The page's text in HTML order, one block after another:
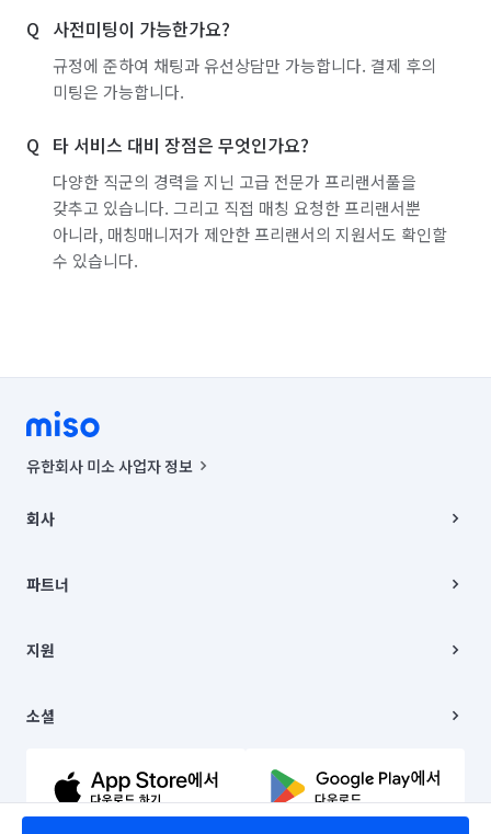
사전미팅이 가능한가요?
규정에 준하여 채팅과 유선상담만 가능합니다. 결제 후의
미팅은 가능합니다.
타 서비스 대비 장점은 무엇인가요?
다양한 직군의 경력을 지닌 고급 전문가 프리랜서풀을
갖추고 있습니다. 그리고 직접 매칭 요청한 프리랜서뿐
아니라, 매칭매니저가 제안한 프리랜서의 지원서도 확인할
수 있습니다.
유한회사 미소 사업자 정보
00019 |
주소 | 본사: 서울특별시 종로구 율곡로 6(중학동, 트윈트리빌딩) B동 5층
컨택센터 : 서울특별시 종로구 수송동 율곡로 24, 7층, 8층 미소
상품, 상품정보, 거래에 관한 의무와 책임은 거래당사자에게 있습니다.
언론 보도 관련 문의:
© 유한회사 미소. Miso, Inc. All Rights Reserved.
회사
채용
파트너
이사
지원
이용약관
문의하기
소셜
유튜브